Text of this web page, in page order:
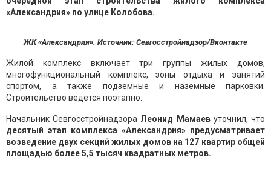
«Александрия» по улице Колобова.
ЖК «Александрия». Источник: Севгосстройнадзор/Вконтакте
Жилой комплекс включает три группы жилых домов,
многофункциональный комплекс, зоны отдыха и занятий
спортом, а также подземные и наземные парковки.
Строительство ведётся поэтапно.
Начальник Севгосстройнадзора Леонид Мамаевуточнил, что
десятый этап комплекса «Александрия» предусматривает
возведение двух секций жилых домов на 127 квартир общей
площадью более 5,5 тысяч квадратных метров.